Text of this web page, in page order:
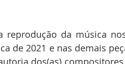
reprodução da música
de 2021 e nas demais
dos(as)